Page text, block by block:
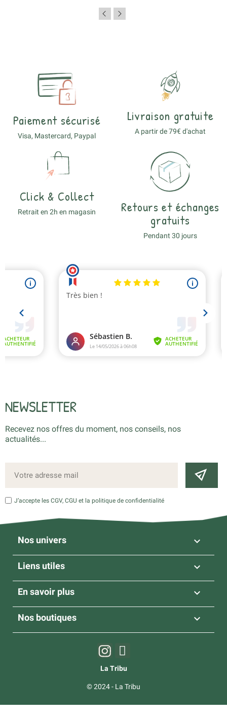
Paiement sécurisé
Visa, Mastercard, Paypal
Livraison gratuite
A partir de 79€ d'achat
Click & Collect
Retrait en 2h en magasin
Retours et échanges
gratuits
Pendant 30 jours
NEWSLETTER
Recevez nos offres du moment, nos conseils, nos
actualités...
J’accepte les CGV, CGU et la politique de confidentialité
Nos univers 
Liens utiles 
En savoir plus 
Nos boutiques 
La Tribu
© 2024 - La Tribu